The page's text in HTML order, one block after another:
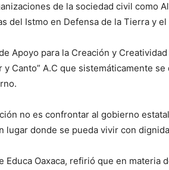
de la sociedad civil como
del Istmo en Defensa de la Tierra y
Apoyo para la Creación y
Canto” A.C que sistemáticamente
no es confrontar al gobierno
lugar donde se pueda vivir con
Oaxaca, refirió que en materia